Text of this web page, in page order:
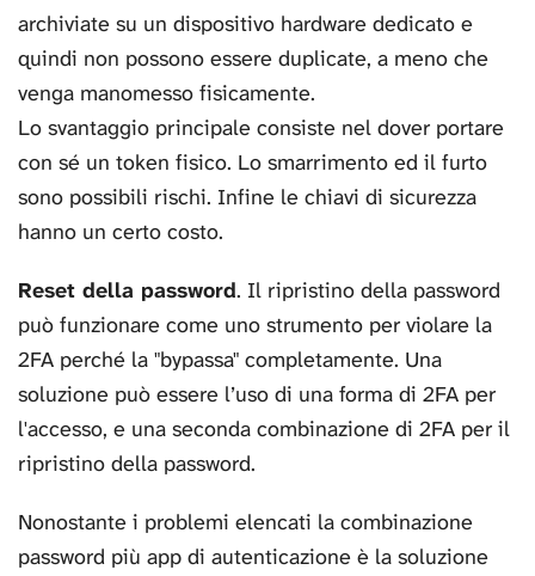
archiviate su un dispositivo hardware dedicato e
quindi non possono essere duplicate, a meno che
venga manomesso fisicamente.
Lo svantaggio principale consiste nel dover portare
con sé un token fisico. Lo smarrimento ed il furto
sono possibili rischi. Infine le chiavi di sicurezza
hanno un certo costo.
Reset della password. Il ripristino della password
può funzionare come uno strumento per violare la
2FA perché la "bypassa" completamente. Una
soluzione può essere l’uso di una forma di 2FA per
l'accesso, e una seconda combinazione di 2FA per il
ripristino della password.
Nonostante i problemi elencati la combinazione
password più app di autenticazione è la soluzione